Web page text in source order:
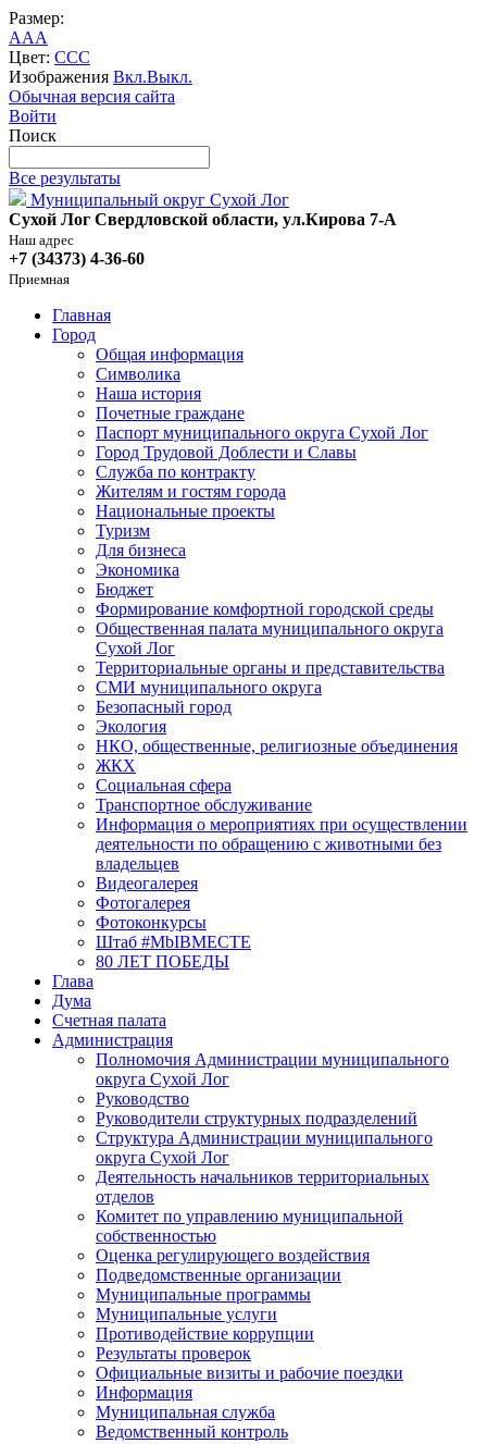
Размер:
AAA
Цвет: CCC
Изображения Вкл.Выкл.
Обычная версия сайта
Войти
Поиск
Все результаты
Муниципальный округ Сухой Лог
Сухой Лог Свердловской области, ул.Кирова 7-А
Наш адрес
+7 (34373) 4-36-60
Приемная
Главная
Город
Общая информация
Символика
Наша история
Почетные граждане
Паспорт муниципального округа Сухой Лог
Город Трудовой Доблести и Славы
Служба по контракту
Жителям и гостям города
Национальные проекты
Туризм
Для бизнеса
Экономика
Бюджет
Формирование комфортной городской среды
Общественная палата муниципального округа
Сухой Лог
Территориальные органы и представительства
СМИ муниципального округа
Безопасный город
Экология
НКО, общественные, религиозные объединения
ЖКХ
Социальная сфера
Транспортное обслуживание
Информация о мероприятиях при осуществлении
деятельности по обращению с животными без
владельцев
Видеогалерея
Фотогалерея
Фотоконкурсы
Штаб #MbIBMECTE
80 ЛЕТ ПОБЕДЫ
Глава
Дума
Счетная палата
Администрация
Полномочия Администрации муниципального
округа Сухой Лог
Руководство
Руководители структурных подразделений
Структура Администрации муниципального
округа Сухой Лог
Деятельность начальников территориальных
отделов
Комитет по управлению муниципальной
собственностью
Оценка регулирующего воздействия
Подведомственные организации
Муниципальные программы
Муниципальные услуги
Противодействие коррупции
Результаты проверок
Официальные визиты и рабочие поездки
Информация
Муниципальная служба
Ведомственный контроль